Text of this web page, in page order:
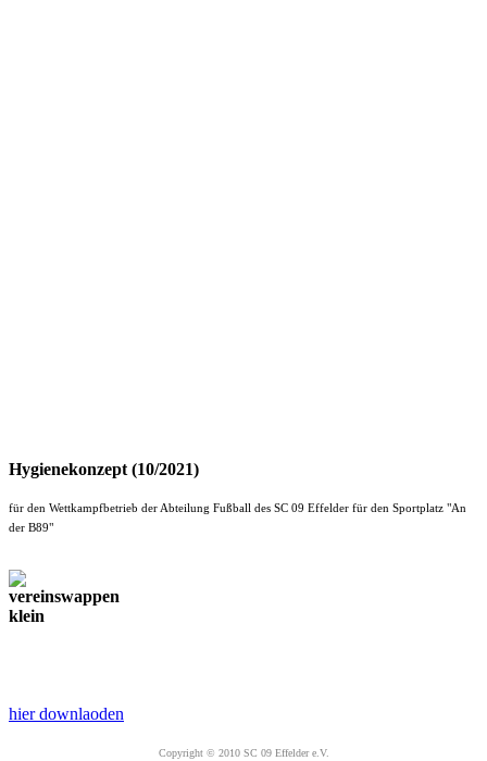
Hygienekonzept (10/2021)
für den Wettkampfbetrieb der Abteilung Fußball des SC 09 Effelder für den Sportplatz "An
der B89"
hier downlaoden
Copyright © 2010 SC 09 Effelder e.V.